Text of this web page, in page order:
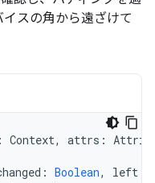
スの角から遠ざけて
: Context, attrs :
: Boolean, left